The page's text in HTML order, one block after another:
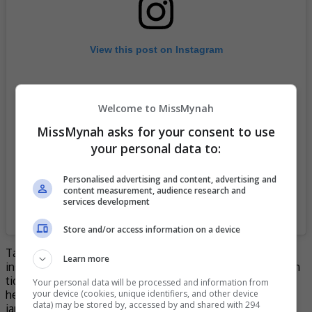
View this post on Instagram
Tambah isteri kepada pelakon Hairul Azreen itu lagi, ketika
insiden itu berlaku, bapanya berada dalam keadaan baik dan
tidak mengalami sebarang kecederaan serius. Namun,
hentakan pada bahagian kepala bapanya memberi kesan
jangka panjang.
Welcome to MissMynah
MissMynah asks for your consent to use
your personal data to:
Personalised advertising and content, advertising and
content measurement, audience research and
services development
Store and/or access information on a device
Learn more
Your personal data will be processed and information from
your device (cookies, unique identifiers, and other device
data) may be stored by, accessed by and shared with 294